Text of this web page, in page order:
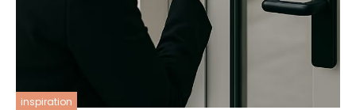
inspiration